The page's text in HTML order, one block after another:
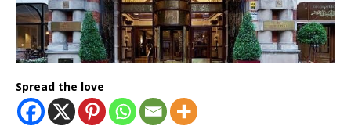
Spread the love